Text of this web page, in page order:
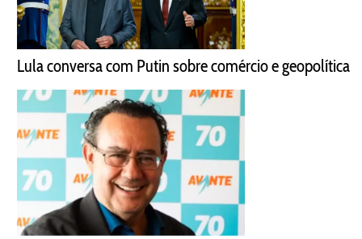
Lula conversa com Putin sobre comércio e geopolítica